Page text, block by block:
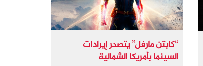
“كابتن مارفل” يتصدر إيرادات
السينما بأمريكا الشمالية